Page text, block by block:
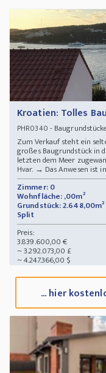
Kroatien: Tolles
PHR0340 -
Zum Verkauf steht ein
großes Baugrundstück in
letzten dem Meer
Hvar. → Das Anwesen ist
Zimmer: 0
Wohnfläche: ,00m²
Grundstück: 2.648,00m²
Split
Preis:
3.839.600,00 €
~ 3.292.073,00 £
~ 4.247.366,00 $
... hier